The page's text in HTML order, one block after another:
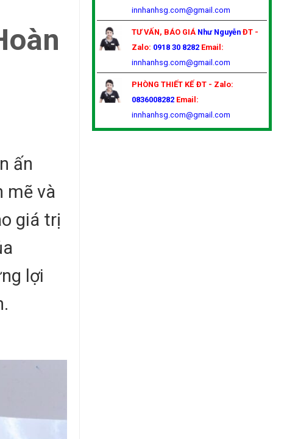
ấn
mẽ và
giá trị
lợi
innhanhsg.com@gmail.com
TƯ VẤN, BÁO GIÁ Như Nguyễn ĐT -
Zalo: 0918 30 8282 Email:
innhanhsg.com@gmail.com
PHÒNG THIẾT KẾ ĐT - Zalo:
0836008282 Email:
innhanhsg.com@gmail.com